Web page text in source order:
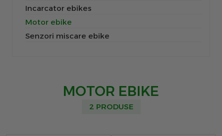
Incarcator ebikes
Motor ebike
Senzori miscare ebike
MOTOR EBIKE
2 PRODUSE